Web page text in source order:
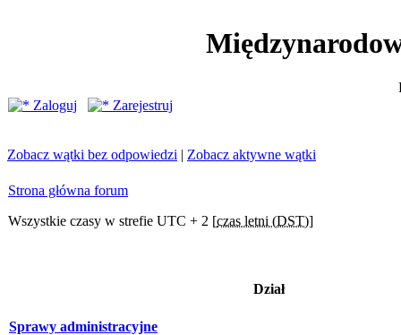
Zaloguj
Zarejestruj
Zobacz wątki bez odpowiedzi | Zobacz aktywne wątki
Strona główna forum
Wszystkie czasy w strefie UTC + 2 [czas letni (DST)]
Dział
Sprawy administracyjne